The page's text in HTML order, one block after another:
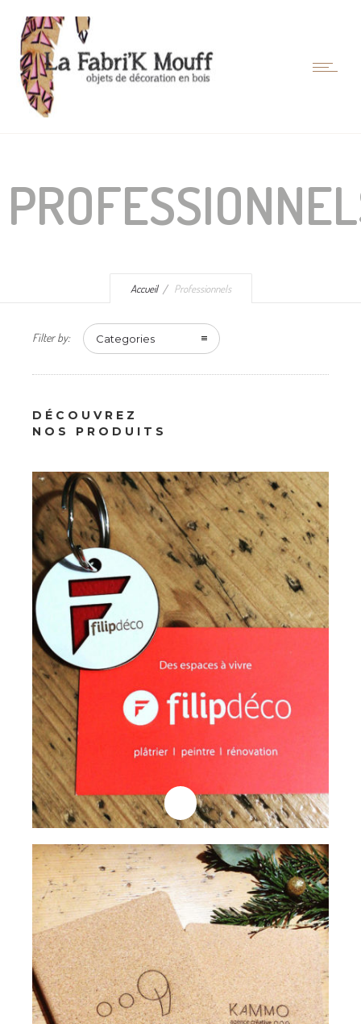
Accueil Professionnels
Filter by: Categories
DÉCOUVREZ
NOS PRODUITS
Lire la suite
Professionnels
Goodies